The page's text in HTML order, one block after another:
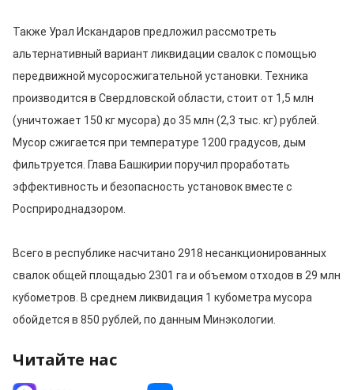
Также Урал Искандаров предложил рассмотреть
альтернативный вариант ликвидации свалок с помощью
передвижной мусоросжигательной установки. Техника
производится в Свердловской области, стоит от 1,5 млн
(уничтожает 150 кг мусора) до 35 млн (2,3 тыс. кг) рублей.
Мусор сжигается при температуре 1200 градусов, дым
фильтруется. Глава Башкирии поручил проработать
эффективность и безопасность установок вместе с
Росприроднадзором.
Всего в республике насчитано 2918 несанкционированных
свалок общей площадью 2301 га и объемом отходов в 29 млн
кубометров. В среднем ликвидация 1 кубометра мусора
обойдется в 850 рублей, по данным Минэкологии.
Читайте нас